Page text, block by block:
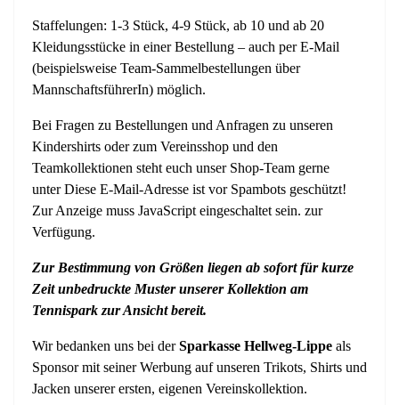
Staffelungen: 1-3 Stück, 4-9 Stück, ab 10 und ab 20
Kleidungsstücke in einer Bestellung – auch per E-Mail
(beispielsweise Team-Sammelbestellungen über
MannschaftsführerIn) möglich.
Bei Fragen zu Bestellungen und Anfragen zu unseren
Kindershirts oder zum Vereinsshop und den
Teamkollektionen steht euch unser Shop-Team gerne
unterDiese E-Mail-Adresse ist vor Spambots geschützt!
Zur Anzeige muss JavaScript eingeschaltet sein. zur
Verfügung.
Zur Bestimmung von Größen liegen ab sofort für kurze
Zeit unbedruckte Muster unserer Kollektion am
Tennispark zur Ansicht bereit.
Wir bedanken uns bei derSparkasse Hellweg-Lippe als
Sponsor mit seiner Werbung auf unseren Trikots, Shirts und
Jacken unserer ersten, eigenen Vereinskollektion.